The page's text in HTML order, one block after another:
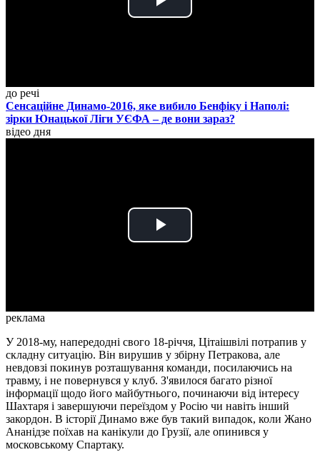
Play
до речі
Сенсаційне Динамо-2016, яке вибило Бенфіку і Наполі:
зірки Юнацької Ліги УЄФА – де вони зараз?
відео дня
Play
реклама
У 2018-му, напередодні свого 18-річчя, Цітаішвілі потрапив у
складну ситуацію. Він вирушив у збірну Петракова, але
невдовзі покинув розташування команди, посилаючись на
травму, і не повернувся у клуб. З'явилося багато різної
інформації щодо його майбутнього, починаючи від інтересу
Шахтаря і завершуючи переїздом у Росію чи навіть інший
закордон. В історії Динамо вже був такий випадок, коли Жано
Ананідзе поїхав на канікули до Грузії, але опинився у
московському Спартаку.